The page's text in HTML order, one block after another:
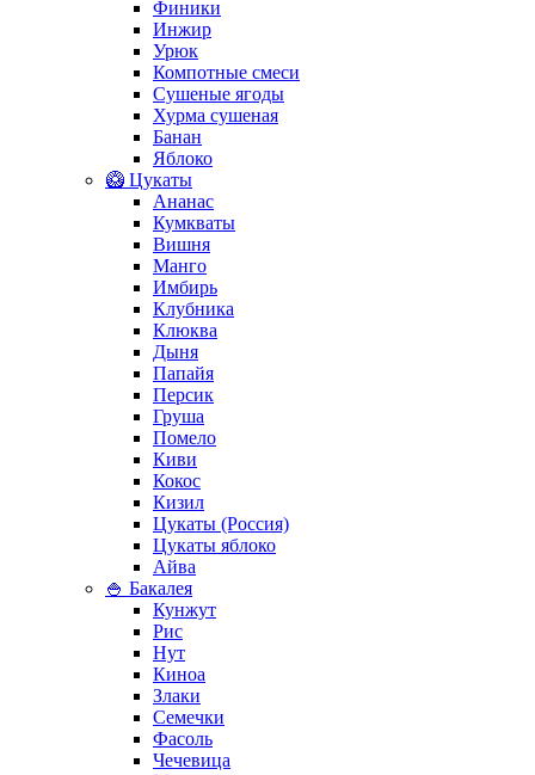
Финики
Инжир
Урюк
Компотные смеси
Сушеные ягоды
Хурма сушеная
Банан
Яблоко
🥝 Цукаты
Ананас
Кумкваты
Вишня
Манго
Имбирь
Клубника
Клюква
Дыня
Папайя
Персик
Груша
Помело
Киви
Кокос
Кизил
Цукаты (Россия)
Цукаты яблоко
Айва
🍚 Бакалея
Кунжут
Рис
Нут
Киноа
Злаки
Семечки
Фасоль
Чечевица